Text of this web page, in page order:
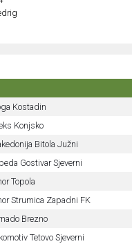
Kostadin
Konjsko
Bitola Južni
Gostivar Sjeverni
Topola
Strumica Zapadni FK
Brezno
Tetovo Sjeverni